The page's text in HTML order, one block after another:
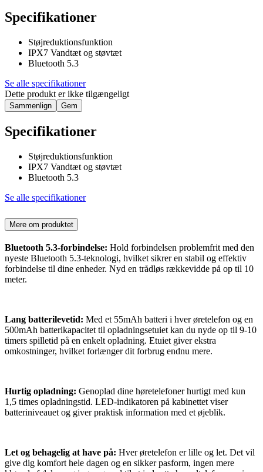
Specifikationer
Støjreduktionsfunktion
IPX7 Vandtæt og støvtæt
Bluetooth 5.3
Se alle specifikationer
Dette produkt er ikke tilgængeligt
Sammenlign Gem
Specifikationer
Støjreduktionsfunktion
IPX7 Vandtæt og støvtæt
Bluetooth 5.3
Se alle specifikationer
Mere om produktet
Bluetooth 5.3-forbindelse: Hold forbindelsen problemfrit med den
nyeste Bluetooth 5.3-teknologi, hvilket sikrer en stabil og effektiv
forbindelse til dine enheder. Nyd en trådløs rækkevidde på op til 10
meter.
Lang batterilevetid: Med et 55mAh batteri i hver øretelefon og en
500mAh batterikapacitet til opladningsetuiet kan du nyde op til 9-10
timers spilletid på en enkelt opladning. Etuiet giver ekstra
omkostninger, hvilket forlænger dit forbrug endnu mere.
Hurtig opladning: Genoplad dine høretelefoner hurtigt med kun
1,5 times opladningstid. LED-indikatoren på kabinettet viser
batteriniveauet og giver praktisk information med et øjeblik.
Let og behagelig at have på: Hver øretelefon er lille og let. Det vil
give dig komfort hele dagen og en sikker pasform, ingen mere